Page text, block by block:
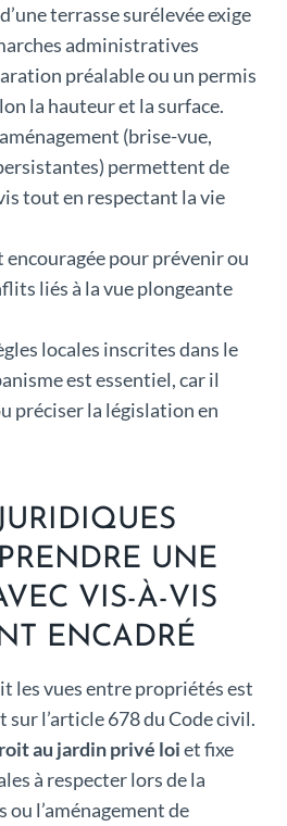
terrasse surélevée exige
administratives
préalable ou un permis
la hauteur et la surface.
(brise-vue,
permettent de
tout en respectant la vie
encouragée pour prévenir ou
liés à la vue plongeante
locales inscrites dans le
est essentiel, car il
préciser la législation en
UNE
VIS-À-VIS
ENCADRÉ
les vues entre propriétés est
l’article 678 du Code civil.
au jardin privé loiet fixe
à respecter lors de la
l’aménagement de